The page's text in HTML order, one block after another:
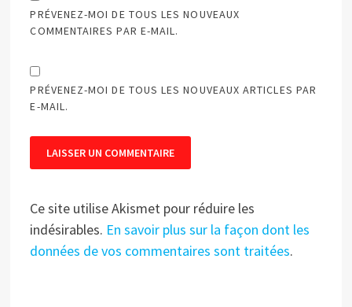
PRÉVENEZ-MOI DE TOUS LES NOUVEAUX
COMMENTAIRES PAR E-MAIL.
PRÉVENEZ-MOI DE TOUS LES NOUVEAUX ARTICLES PAR
E-MAIL.
Ce site utilise Akismet pour réduire les
indésirables. En savoir plus sur la façon dont les
données de vos commentaires sont traitées.